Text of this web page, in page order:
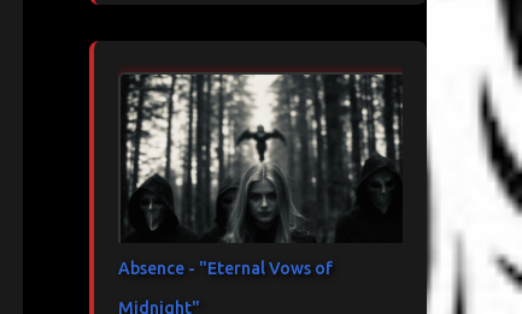
Absence - "Eternal Vows of
Midnight"